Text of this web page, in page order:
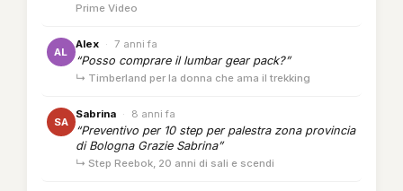
Prime Video
AL
Alex · 7 anni fa
“Posso comprare il lumbar gear pack?”
↳ Timberland per la donna che ama il trekking
SA
Sabrina · 8 anni fa
“Preventivo per 10 step per palestra zona provincia
di Bologna Grazie Sabrina”
↳ Step Reebok, 20 anni di sali e scendi